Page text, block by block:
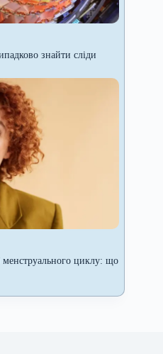
знайти сліди
менструального циклу: що